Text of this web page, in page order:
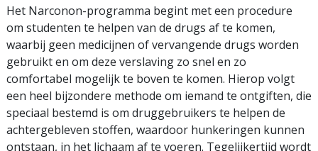
Het Narconon-programma begint met een procedure
om studenten te helpen van de drugs af te komen,
waarbij geen medicijnen of vervangende drugs worden
gebruikt en om deze verslaving zo snel en zo
comfortabel mogelijk te boven te komen. Hierop volgt
een heel bijzondere methode om iemand te ontgiften, die
speciaal bestemd is om druggebruikers te helpen de
achtergebleven stoffen, waardoor hunkeringen kunnen
ontstaan, in het lichaam af te voeren. Tegelijkertijd wordt